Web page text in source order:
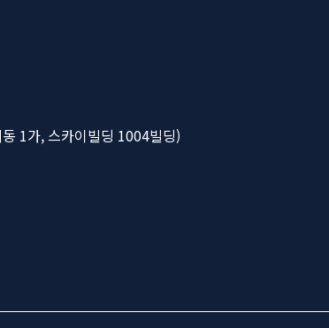
1가, 스카이빌딩 1004빌딩)